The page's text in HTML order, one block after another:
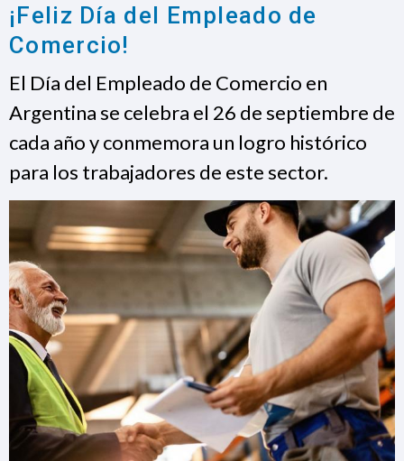
¡Feliz Día del Empleado de
Comercio!
El Día del Empleado de Comercio en
Argentina se celebra el 26 de septiembre de
cada año y conmemora un logro histórico
para los trabajadores de este sector.